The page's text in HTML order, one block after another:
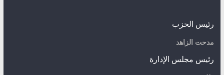
رئيس الحزب
مدحت الزاهد
رئيس مجلس الإدارة